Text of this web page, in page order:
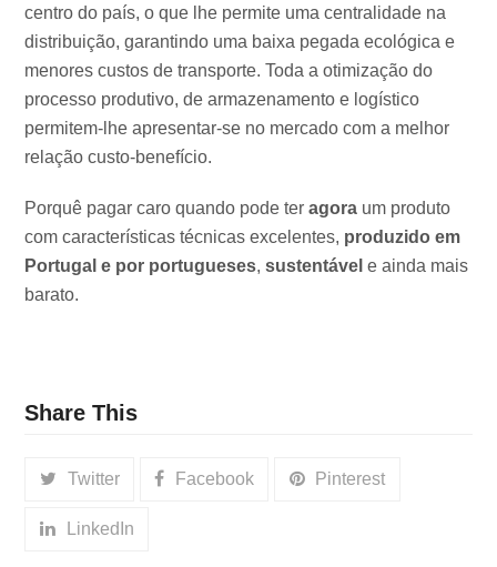
centro do país, o que lhe permite uma centralidade na
distribuição, garantindo uma baixa pegada ecológica e
menores custos de transporte. Toda a otimização do
processo produtivo, de armazenamento e logístico
permitem-lhe apresentar-se no mercado com a melhor
relação custo-benefício.
Porquê pagar caro quando pode ter agora um produto
com características técnicas excelentes, produzido em
Portugal e por portugueses,sustentável e ainda mais
barato.
Share This
Twitter Facebook Pinterest
LinkedIn